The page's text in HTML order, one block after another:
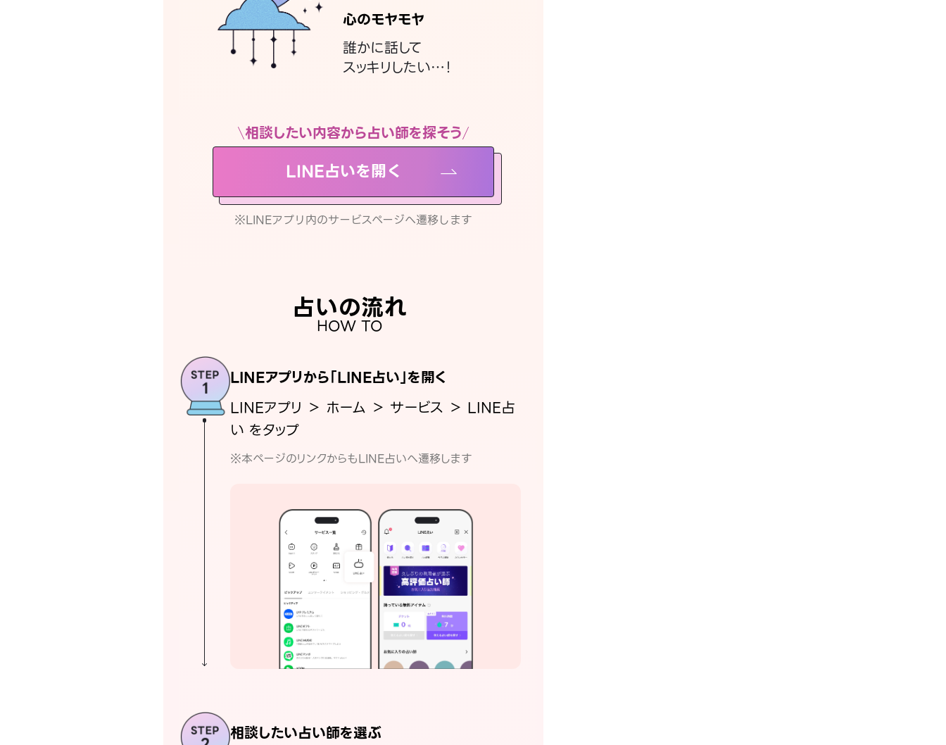
心のモヤモヤ
誰かに話して
スッキリしたい…！
相談したい内容から占い師を探そう
LINE占いを開く
※LINEアプリ内のサービスページへ遷移します
占いの流れ
HOW TO
LINEアプリから「LINE占い」を開く
LINEアプリ ＞ ホーム ＞ サービス ＞ LINE占
い をタップ
※本ページのリンクからもLINE占いへ遷移します
相談したい占い師を選ぶ